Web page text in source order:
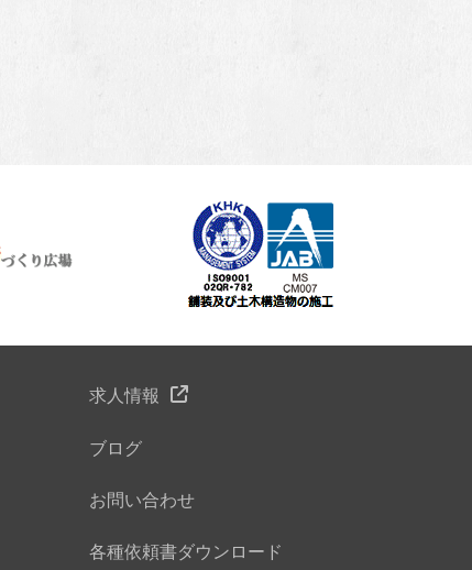
求人情報
ブログ
お問い合わせ
各種依頼書ダウンロード